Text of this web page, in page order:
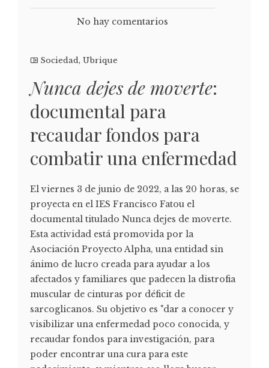
No hay comentarios
Sociedad, Ubrique
Nunca dejes de moverte:
documental para
recaudar fondos para
combatir una enfermedad
El viernes 3 de junio de 2022, a las 20 horas, se
proyecta en el IES Francisco Fatou el
documental titulado Nunca dejes de moverte.
Esta actividad está promovida por la
Asociación Proyecto Alpha, una entidad sin
ánimo de lucro creada para ayudar a los
afectados y familiares que padecen la distrofia
muscular de cinturas por déficit de
sarcoglicanos. Su objetivo es "dar a conocer y
visibilizar una enfermedad poco conocida, y
recaudar fondos para investigación, para
poder encontrar una cura para este